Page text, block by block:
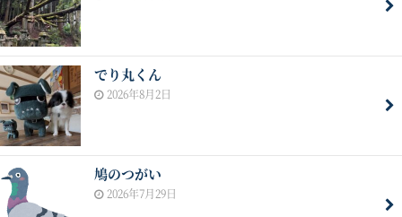
でり丸くん
2026年8月2日
鳩のつがい
2026年7月29日